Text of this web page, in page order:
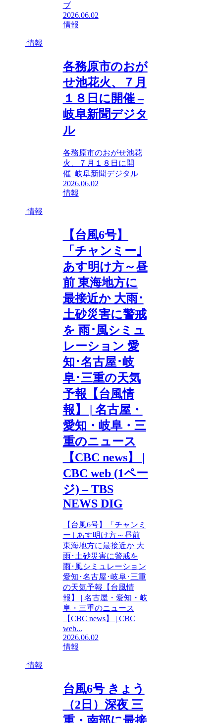
ブ
2026.06.02
情報
情報
各務原市のおが
せ池花火、７月
１８日に開催 –
岐阜新聞デジタ
ル
各務原市のおがせ池花
火、７月１８日に開
催 岐阜新聞デジタル
2026.06.02
情報
情報
【台風6号】
「チャンミー｣
あす明け方～昼
前 東海地方に
最接近か 大雨･
土砂災害に警戒
を 雨･風シミュ
レーション 愛
知･名古屋･岐
阜･三重の天気
予報【台風情
報】 | 名古屋・
愛知・岐阜・三
重のニュース
【CBC news】 |
CBC web (1ペー
ジ) – TBS
NEWS DIG
【台風6号】「チャンミ
ー｣ あす明け方～昼前
東海地方に最接近か 大
雨･土砂災害に警戒を
雨･風シミュレーション
愛知･名古屋･岐阜･三重
の天気予報【台風情
報】 | 名古屋・愛知・岐
阜・三重のニュース
【CBC news】 | CBC
web...
2026.06.02
情報
情報
台風6号 きょう
（2日）深夜 三